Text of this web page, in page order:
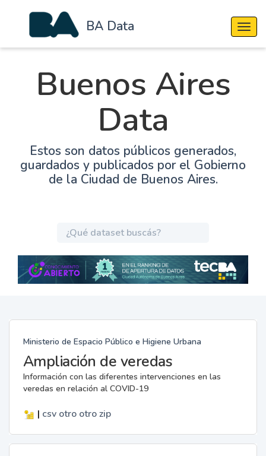
BA Data
Buenos Aires
Data
Estos son datos públicos generados,
guardados y publicados por el Gobierno
de la Ciudad de Buenos Aires.
Ministerio de Espacio Público e Higiene Urbana
Ampliación de veredas
Información con las diferentes intervenciones en las
veredas en relación al COVID-19
| csv otro otro zip